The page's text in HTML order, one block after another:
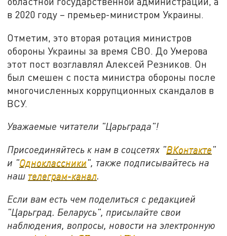
в 2020 году – премьер-министром Украины.
Отметим, это вторая ротация министров
обороны Украины за время СВО. До Умерова
этот пост возглавлял Алексей Резников. Он
был смешен с поста министра обороны после
многочисленных коррупционных скандалов в
ВСУ.
Уважаемые читатели "Царьграда"!
Присоединяйтесь к нам в соцсетях "ВКонтакте"
и "Одноклассники", также подписывайтесь на
наш телеграм-канал.
Если вам есть чем поделиться с редакцией
"Царьград. Беларусь", присылайте свои
наблюдения, вопросы, новости на электронную